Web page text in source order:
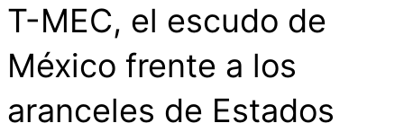
T-MEC, el escudo de
México frente a los
aranceles de Estados